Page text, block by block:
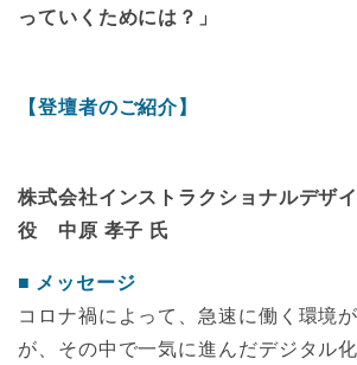
っていくためには？」
【登壇者のご紹介】
株式会社インストラクショナルデザ
役 中原 孝子 氏
メッセージ
コロナ禍によって、急速に働く環境
が、その中で一気に進んだデジタル